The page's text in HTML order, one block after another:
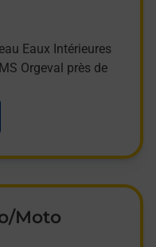
Eaux Intérieures
Orgeval près de
Moto